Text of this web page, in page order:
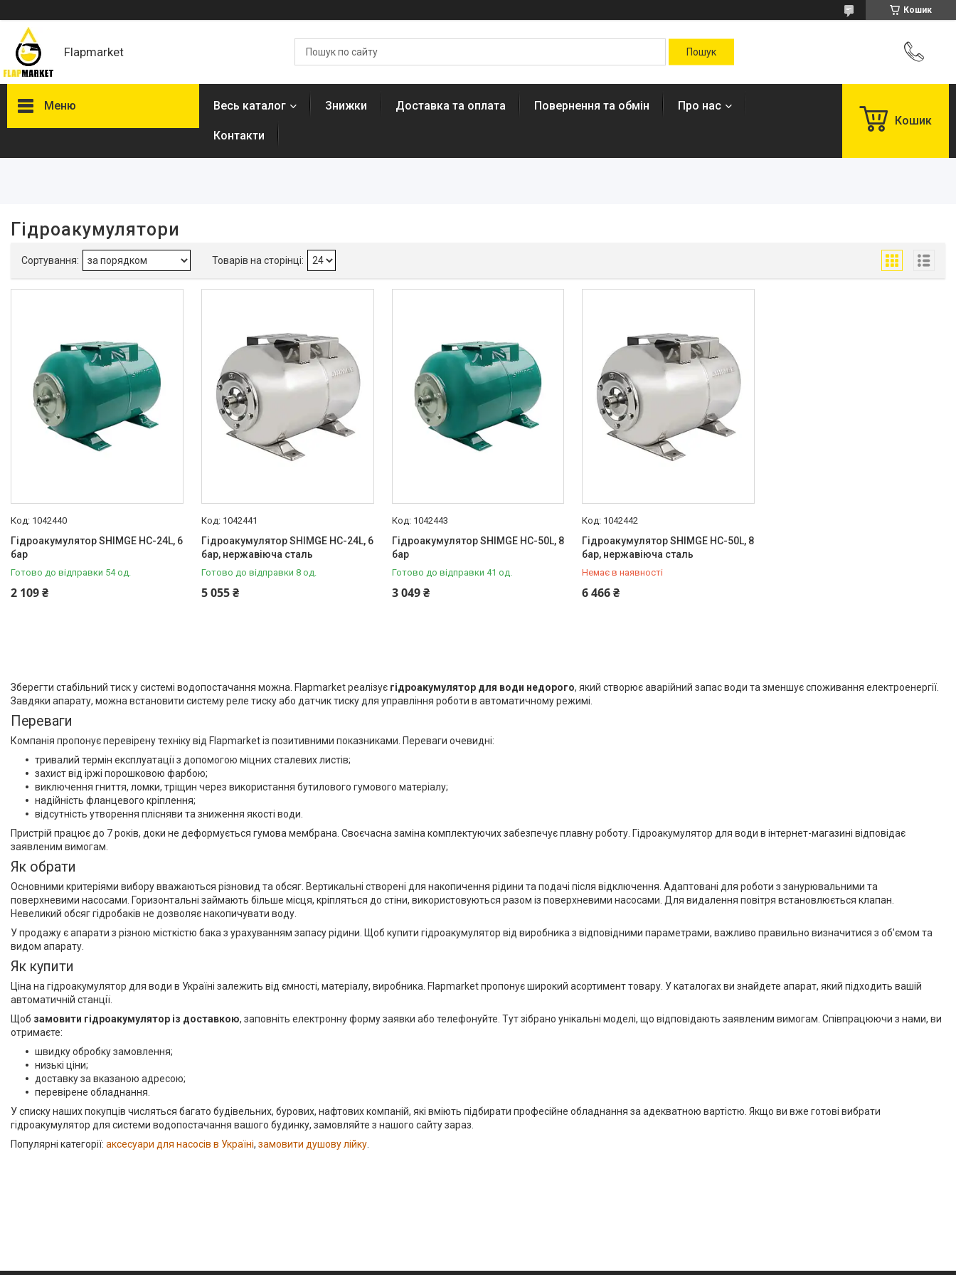
Кошик
Flapmarket
Меню
Висота, см
Виробник
Shimge
Колір
Бирюзовый
2
Матеріал корпусу
Опалювальна техніка
Змішувачі
канали
Аксесуари для ванної
кімнати
Запчастини та комплектуючі
Гнучкі шланги (підведення)
Кухонні мийки
Рушникосушарки
Матеріали для влаштування
теплої підлоги
Запірно-регулююча
арматура
Фільтри для води
Насосне обладнання
Інструмент
Пакувальні сантехнічні
матеріали
Весь каталог Знижки Доставка та оплата Повернення та обмін Про нас
Контакти
Кошик
Гідроакумулятори
1042440
Гідроакумулятор SHIMGE HC-24L, 6
бар
Готово до відправки 54 од.
2 109 ₴
1042441
Гідроакумулятор SHIMGE HC-24L, 6
бар, нержавіюча сталь
Готово до відправки 8 од.
5 055 ₴
1042443
Гідроакумулятор SHIMGE HC-50L, 8
бар
Готово до відправки 41 од.
3 049 ₴
1042442
Гідроакумулятор SHIMGE HC-50L, 8
бар, нержавіюча сталь
Немає в наявності
6 466 ₴
+380 (67) 500-59-19
Зберегти стабільний тиск у системі водопостачання можна. Flapmarket реалізує гідроакумулятор для води недорого, який створює аварійний запас води та зменшує споживання електроенергії.
Завдяки апарату, можна встановити систему реле тиску або датчик тиску для управління роботи в автоматичному режимі.
Переваги
Компанія пропонує перевірену техніку від Flapmarket із позитивними показниками. Переваги очевидні:
тривалий термін експлуатації з допомогою міцних сталевих листів;
захист від іржі порошковою фарбою;
виключення гниття, ломки, тріщин через використання бутилового гумового матеріалу;
надійність фланцевого кріплення;
відсутність утворення плісняви та зниження якості води.
Пристрій працює до 7 років, доки не деформується гумова мембрана. Своєчасна заміна комплектуючих забезпечує плавну роботу. Гідроакумулятор для води в інтернет-магазині відповідає
заявленим вимогам.
Як обрати
Основними критеріями вибору вважаються різновид та обсяг. Вертикальні створені для накопичення рідини та подачі після відключення. Адаптовані для роботи з занурювальними та
поверхневими насосами. Горизонтальні займають більше місця, кріпляться до стіни, використовуються разом із поверхневими насосами. Для видалення повітря встановлюється клапан.
Невеликий обсяг гідробаків не дозволяє накопичувати воду.
У продажу є апарати з різною місткістю бака з урахуванням запасу рідини. Щоб купити гідроакумулятор від виробника з відповідними параметрами, важливо правильно визначитися з об'ємом та
видом апарату.
Як купити
Ціна на гідроакумулятор для води в Україні залежить від ємності, матеріалу, виробника. Flapmarket пропонує широкий асортимент товару. У каталогах ви знайдете апарат, який підходить вашій
автоматичній станції.
Щоб замовити гідроакумулятор із доставкою, заповніть електронну форму заявки або телефонуйте. Тут зібрано унікальні моделі, що відповідають заявленим вимогам. Співпрацюючи з нами, ви
отримаєте:
швидку обробку замовлення;
низькі ціни;
доставку за вказаною адресою;
перевірене обладнання.
У списку наших покупців числяться багато будівельних, бурових, нафтових компаній, які вміють підбирати професійне обладнання за адекватною вартістю. Якщо ви вже готові вибрати
гідроакумулятор для системи водопостачання вашого будинку, замовляйте з нашого сайту зараз.
Популярні категорії: аксесуари для насосів в Україні, замовити душову лійку